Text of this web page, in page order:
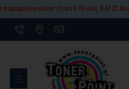
κλειστή από 10 έως ΚΑΙ 21